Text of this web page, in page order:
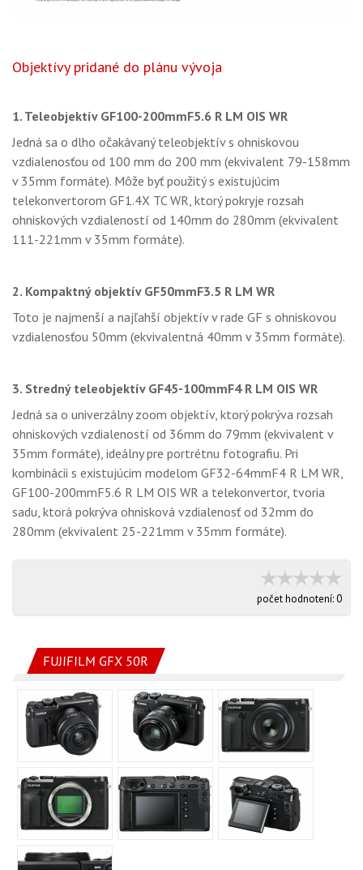
Objektívy pridané do plánu vývoja
1. Teleobjektív GF100-200mmF5.6 R LM OIS WR
Jedná sa o dlho očakávaný teleobjektív s ohniskovou
vzdialenosťou od 100 mm do 200 mm (ekvivalent 79-158mm
v 35mm formáte). Môže byť použitý s existujúcim
telekonvertorom GF1.4X TC WR, ktorý pokryje rozsah
ohniskových vzdialeností od 140mm do 280mm (ekvivalent
111-221mm v 35mm formáte).
2. Kompaktný objektív GF50mmF3.5 R LM WR
Toto je najmenší a najľahší objektív v rade GF s ohniskovou
vzdialenosťou 50mm (ekvivalentná 40mm v 35mm formáte).
3. Stredný teleobjektív GF45-100mmF4 R LM OIS WR
Jedná sa o univerzálny zoom objektív, ktorý pokrýva rozsah
ohniskových vzdialeností od 36mm do 79mm (ekvivalent v
35mm formáte), ideálny pre portrétnu fotografiu. Pri
kombinácii s existujúcim modelom GF32-64mmF4 R LM WR,
GF100-200mmF5.6 R LM OIS WR a telekonvertor, tvoria
sadu, ktorá pokrýva ohnisková vzdialenosť od 32mm do
280mm (ekvivalent 25-221mm v 35mm formáte).
počet hodnotení:0
FUJIFILM GFX 50R